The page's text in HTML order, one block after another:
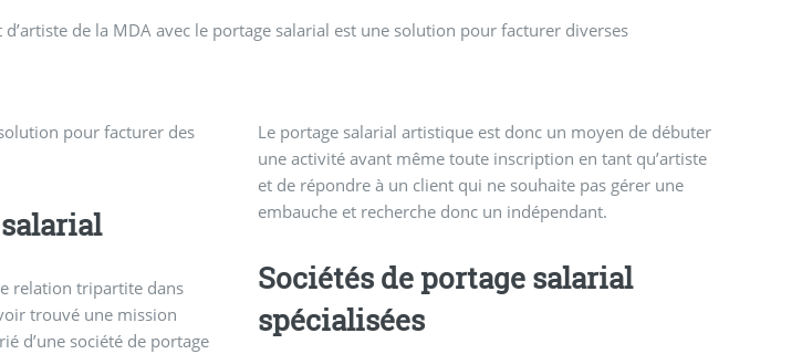
de la MDA avec le portage salarial est une solution pour facturer diverses
pour facturer des
relation tripartite dans
trouvé une mission
d’une société de portage
Le portage salarial artistique est donc un moyen de débuter
une activité avant même toute inscription en tant qu’artiste
et de répondre à un client qui ne souhaite pas gérer une
embauche et recherche donc un indépendant.
Sociétés de portage salarial
spécialisées